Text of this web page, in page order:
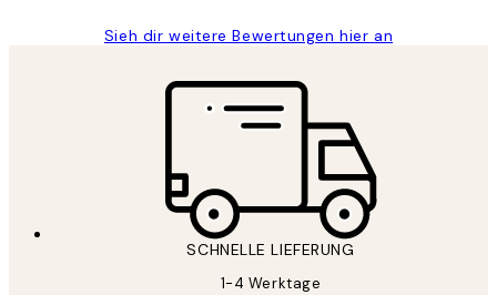
Sieh dir weitere Bewertungen hier an
SCHNELLE LIEFERUNG
1-4 Werktage